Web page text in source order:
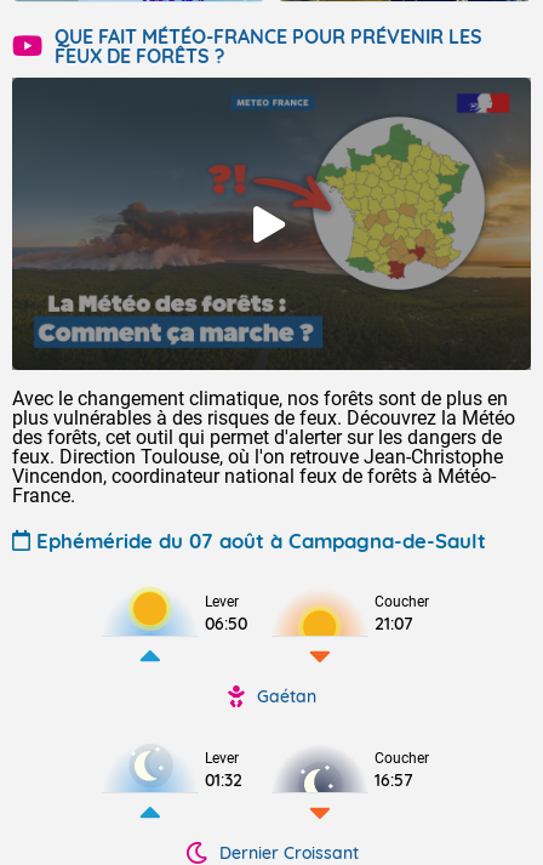
QUE FAIT MÉTÉO-FRANCE POUR PRÉVENIR LES
FEUX DE FORÊTS ?
Avec le changement climatique, nos forêts sont de plus en
plus vulnérables à des risques de feux. Découvrez la Météo
des forêts, cet outil qui permet d'alerter sur les dangers de
feux. Direction Toulouse, où l'on retrouve Jean-Christophe
Vincendon, coordinateur national feux de forêts à Météo-
France.
Ephéméride du 07 août à Campagna-de-Sault
Lever
06:50
Coucher
21:07
Gaétan
Lever
01:32
Coucher
16:57
Dernier Croissant